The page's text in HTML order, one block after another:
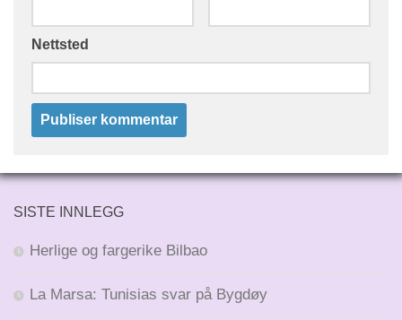
Nettsted
SISTE INNLEGG
Herlige og fargerike Bilbao
La Marsa: Tunisias svar på Bygdøy